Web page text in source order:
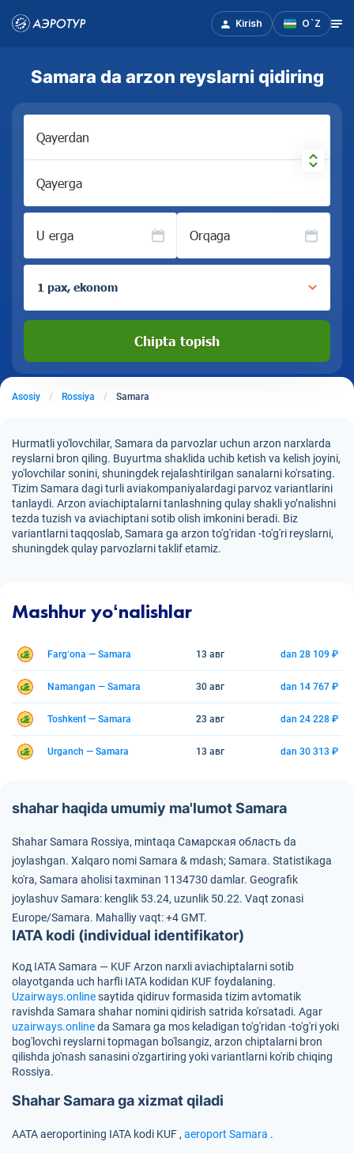
Kirish O`Z
Samara da arzon reyslarni qidiring
Qayerdan
Qayerga
U erga Orqaga
1 pax, ekonom
Chipta topish
Asosiy Rossiya Samara
Hurmatli yo'lovchilar, Samara da parvozlar uchun arzon narxlarda
reyslarni bron qiling. Buyurtma shaklida uchib ketish va kelish joyini,
yo'lovchilar sonini, shuningdek rejalashtirilgan sanalarni ko'rsating.
Tizim Samara dagi turli aviakompaniyalardagi parvoz variantlarini
tanlaydi. Arzon aviachiptalarni tanlashning qulay shakli yo’nalishni
tezda tuzish va aviachiptani sotib olish imkonini beradi. Biz
variantlarni taqqoslab, Samara ga arzon to'g'ridan -to'g'ri reyslarni,
shuningdek qulay parvozlarni taklif etamiz.
Mashhur yoʻnalishlar
Fargʻona — Samara 13 авг dan 28 109 ₽
Namangan — Samara 30 авг dan 14 767 ₽
Toshkent — Samara 23 авг dan 24 228 ₽
Urganch — Samara 13 авг dan 30 313 ₽
shahar haqida umumiy ma'lumot Samara
Shahar Samara Rossiya, mintaqa Самарская область da
joylashgan. Xalqaro nomi Samara & mdash; Samara. Statistikaga
ko'ra, Samara aholisi taxminan 1134730 damlar. Geografik
joylashuv Samara: kenglik 53.24, uzunlik 50.22. Vaqt zonasi
Europe/Samara. Mahalliy vaqt: +4 GMT.
IATA kodi (individual identifikator)
Код IATA Samara — KUFArzon narxli aviachiptalarni sotib
olayotganda uch harfli IATA kodidan KUFfoydalaning.
Uzairways.onlinesaytida qidiruv formasida tizim avtomatik
ravishda Samara shahar nomini qidirish satrida ko'rsatadi. Agar
uzairways.onlineda Samara ga mos keladigan to'g'ridan -to'g'ri yoki
bog'lovchi reyslarni topmagan bo'lsangiz, arzon chiptalarni bron
qilishda jo'nash sanasini o'zgartiring yoki variantlarni ko'rib chiqing
Rossiya.
Shahar Samara ga xizmat qiladi
AATA aeroportining IATA kodi KUF , aeroport Samara .